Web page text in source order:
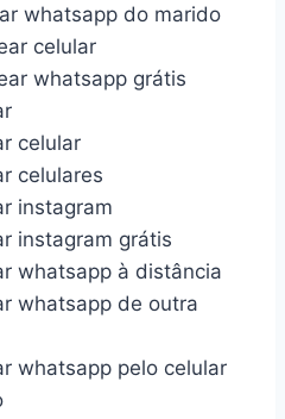
whatsapp do marido
celular
whatsapp grátis
celular
celulares
instagram
instagram grátis
whatsapp à distância
whatsapp de outra
whatsapp pelo celular